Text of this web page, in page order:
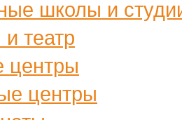
школы и
театр
центры
центры